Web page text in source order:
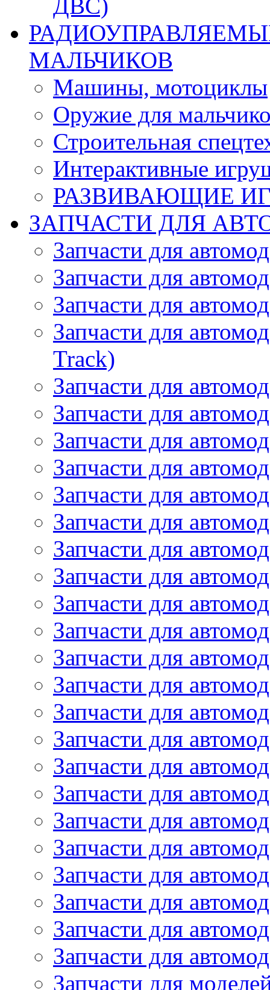
ДВС)
МАЛЬЧИКОВ
Машины, мотоциклы
Оружие для
Строительная
Интерактивные
РАЗВИВАЮЩИЕ
ЗАПЧАСТИ ДЛЯ
Запчасти для
Запчасти для
Запчасти для
Запчасти для
Track)
Запчасти для
Запчасти для
Запчасти для
Запчасти для
Запчасти для
Запчасти для
Запчасти для
Запчасти для
Запчасти для
Запчасти для
Запчасти для
Запчасти для
Запчасти для
Запчасти для
Запчасти для
Запчасти для
Запчасти для
Запчасти для
Запчасти для
Запчасти для
Запчасти для
Запчасти для
Запчасти для